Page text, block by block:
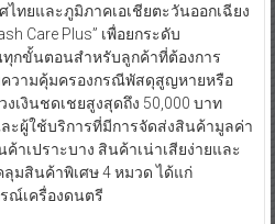
ทยและภูมิภาคเอเชียตะวันออกเฉียง
Care Plus” เพื่อยกระดับ
กขั้นตอนสำหรับลูกค้าที่ต้องการ
วามคุ้มครองกรณีพัสดุสูญหายหรือ
เงินชดเชยสูงสุดถึง 50,000 บาท
ะผู้ใช้บริการที่มีการจัดส่งสินค้ามูลค่า
าเปราะบาง สินค้าเน่าเสียง่ายและ
มสินค้าพิเศษ 4 หมวด ได้แก่
ณ์เครื่องดนตรี